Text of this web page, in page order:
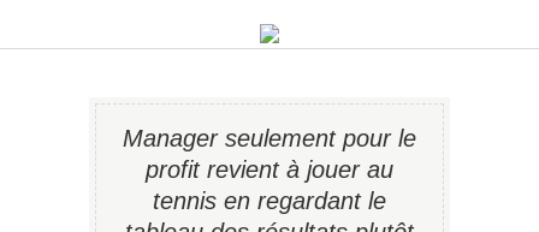
Manager seulement pour le
profit revient à jouer au
tennis en regardant le